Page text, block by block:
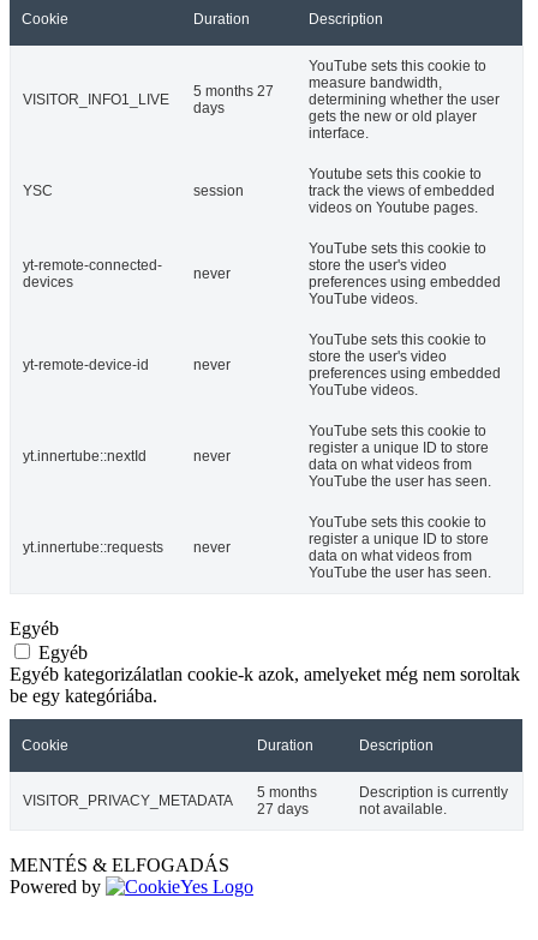
Cookie Duration Description
VISITOR_INFO1_LIVE
5 months 27
days
YouTube sets this cookie to
measure bandwidth,
determining whether the user
gets the new or old player
interface.
YSC session
Youtube sets this cookie to
track the views of embedded
videos on Youtube pages.
yt-remote-connected-
devices
never
YouTube sets this cookie to
store the user's video
preferences using embedded
YouTube videos.
yt-remote-device-id never
YouTube sets this cookie to
store the user's video
preferences using embedded
YouTube videos.
yt.innertube::nextId never
YouTube sets this cookie to
register a unique ID to store
data on what videos from
YouTube the user has seen.
yt.innertube::requests never
YouTube sets this cookie to
register a unique ID to store
data on what videos from
YouTube the user has seen.
Egyéb
Egyéb
Egyéb kategorizálatlan cookie-k azok, amelyeket még nem soroltak
be egy kategóriába.
Cookie Duration Description
VISITOR_PRIVACY_METADATA
5 months
27 days
Description is currently
not available.
MENTÉS & ELFOGADÁS
Powered by